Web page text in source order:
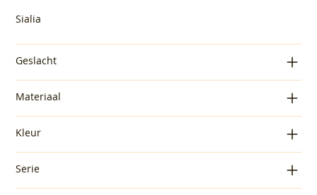
Sialia
Geslacht
Materiaal
Kleur
Serie